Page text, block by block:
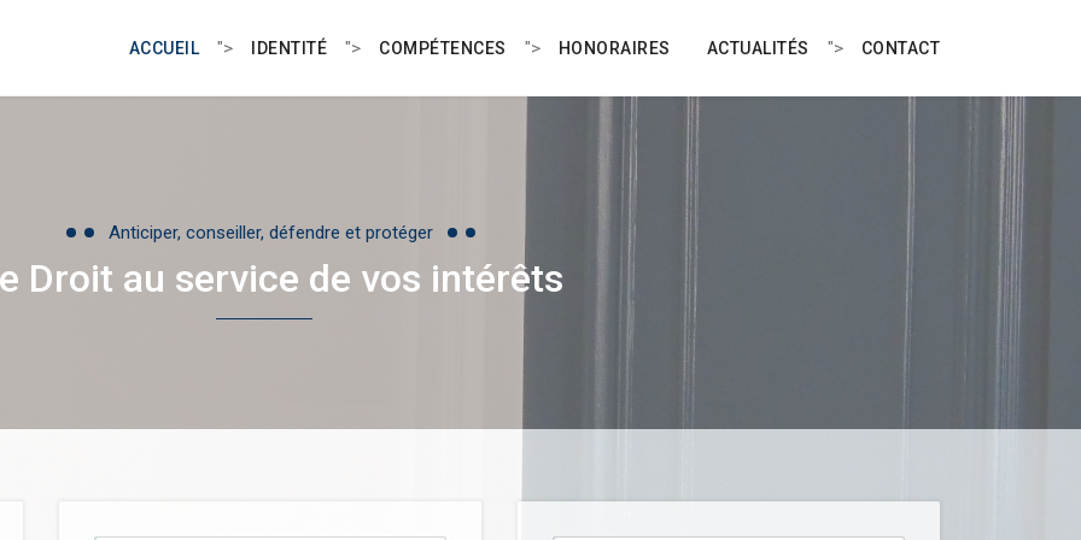
ACCUEIL "> IDENTITÉ "> COMPÉTENCES "> HONORAIRES ACTUALITÉS "> CONTACT
Anticiper, conseiller, défendre et protéger
Droit au service de vos intérêts